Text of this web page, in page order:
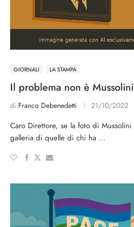
GIORNALI LA STAMPA
Il problema non è
di Franco Debenedetti 21/10/2022
Caro Direttore, se la foto di
galleria di quelle di chi ha …